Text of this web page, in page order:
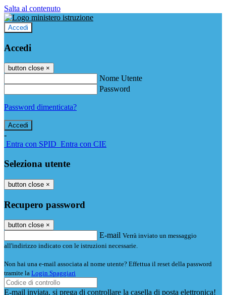
Salta al contenuto
Accedi
Accedi
button close ×
Nome Utente
Password
Password dimenticata?
-
Entra con SPID Entra con CIE
Seleziona utente
button close ×
Recupero password
button close ×
E-mail Verrà inviato un messaggio
all'indirizzo indicato con le istruzioni necessarie.
Non hai una e-mail associata al nome utente? Effettua il reset della password
tramite la Login Spaggiari
E-mail inviata, si prega di controllare la casella di posta elettronica!